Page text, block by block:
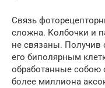
Связь
сложна. Колбочки и
не связаны. Получив
его биполярным
обработанные собою
более миллиона